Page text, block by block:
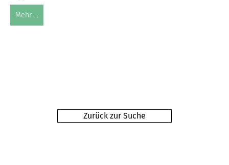
Mehr ...
Zurück zur Suche